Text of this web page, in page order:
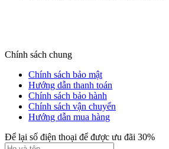
Chính sách chung
Chính sách bảo mật
Hướng dẫn thanh toán
Chính sách bảo hành
Chính sách vận chuyển
Hướng dẫn mua hàng
Để lại số điện thoại để được ưu đãi 30%